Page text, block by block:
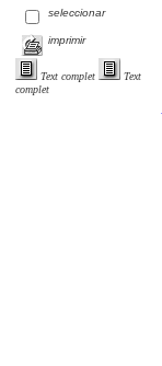
seleccionar
imprimir
Text complet
Text
complet